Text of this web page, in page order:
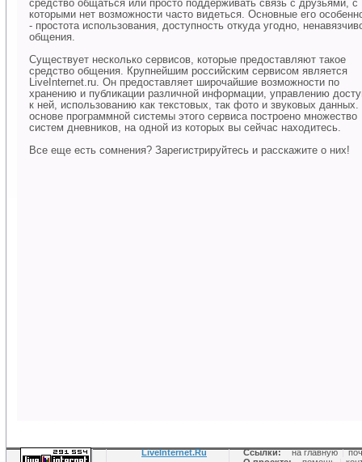
средство общаться или просто поддерживать связь с друзьями, с
которыми нет возможности часто видеться. Основные его
- простота использования, доступность откуда угодно,
общения.
Существует несколько сервисов, которые предоставляют такое
средство общения. Крупнейшим российским сервисом является
LiveInternet.ru. Он предоставляет широчайшие возможности по
хранению и публикации различной информации, управлению
к ней, использованию как текстовых, так фото и звуковых
основе программной системы этого сервиса построено множество
систем дневников, на одной из которых вы сейчас находитесь.
Все еще есть сомнения? Зарегистрируйтесь и расскажите о них!
LiveInternet.Ru Ссылки: на главную |